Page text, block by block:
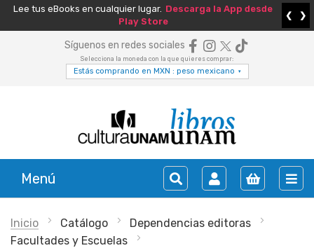
Lee tus eBooks en cualquier lugar. Descarga la App desde
Play Store
❮ ❯
Síguenos en redes sociales
Selecciona la moneda con la que quieres comprar:
Estás comprando en MXN : peso mexicano ▾
Menú
Inicio Catálogo
Dependencias editoras
Facultades y Escuelas